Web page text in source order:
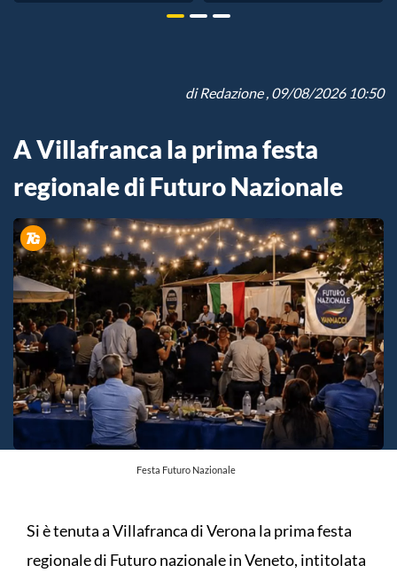
diRedazione, 09/08/2026 10:50
A Villafranca la prima festa
regionale di Futuro Nazionale
Festa Futuro Nazionale
Si è tenuta a Villafranca di Verona la prima festa
regionale di Futuro nazionale in Veneto, intitolata